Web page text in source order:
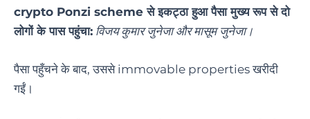
crypto Ponzi scheme से इकट्ठा हुआ पैसा मुख्य रूप से दो
लोगों के पास पहुंचा: विजय कुमार जुनेजा और मासूम जुनेजा।
पैसा पहुँचने के बाद, उससे immovable properties खरीदी
गईं।